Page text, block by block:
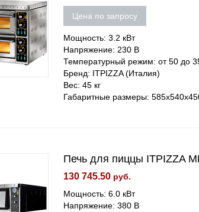
Цена по запросу
Мощность: 3.2 кВт
Напряжение: 230 В
Температурный режим: от 50 до
Бренд: ITPIZZA (Италия)
Вес: 45 кг
Габаритные размеры:
Печь для пиццы ITPIZZA
130 745.50 руб.
Мощность: 6.0 кВт
Напряжение: 380 В